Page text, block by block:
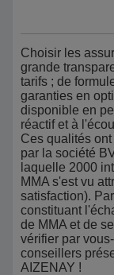
Choisir les
grande
tarifs ; de
garanties en
disponible en
réactif et à
Ces qualités
par la société
laquelle 2000
MMA s'est vu
satisfaction).
constituant
de MMA et de
vérifier par
conseillers
AIZENAY !